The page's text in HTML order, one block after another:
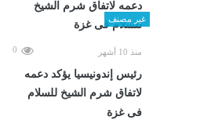
غير مصنف
منذ 10 أشهر 0
رئيس إندونيسيا يؤكد دعمه
لاتفاق شرم الشيخ للسلام
فى غزة